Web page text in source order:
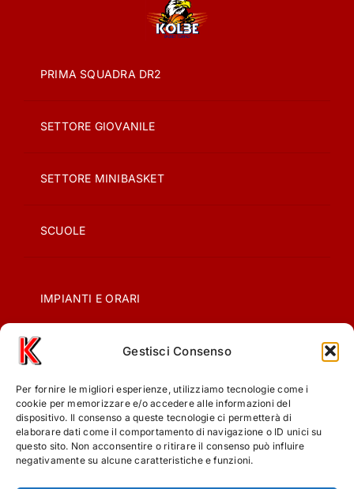
Gestisci Consenso
Per fornire le migliori esperienze, utilizziamo tecnologie come i
cookie per memorizzare e/o accedere alle informazioni del
dispositivo. Il consenso a queste tecnologie ci permetterà di
elaborare dati come il comportamento di navigazione o ID unici su
questo sito. Non acconsentire o ritirare il consenso può influire
negativamente su alcune caratteristiche e funzioni.
PRIMA SQUADRA DR2
SETTORE GIOVANILE
SETTORE MINIBASKET
SCUOLE
IMPIANTI E ORARI
PRIVACY
COOKIE POLICY (UE)